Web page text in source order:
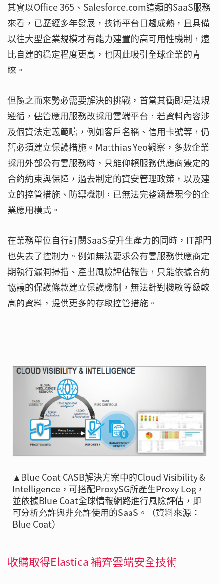
其實以Office 365、Salesforce.com這類的SaaS服務
來看，已歷經多年發展，技術平台日趨成熟，且具備
以往大型企業規模才有能力建置的高可用性機制，遠
比自建的穩定程度更高，也因此吸引全球企業的青
睞。
但隨之而來勢必需要解決的挑戰，首當其衝即是法規
遵循，儘管應用服務改採用雲端平台，若資料內容涉
及個資法定義範疇，例如客戶名稱、信用卡號等，仍
舊必須建立保護措施。Matthias Yeo觀察，多數企業
採用外部公有雲服務時，只能仰賴服務供應商簽定的
合約約束與保障，過去制定的資安管理政策，以及建
立的控管措施、防禦機制，已無法完整涵蓋現今的企
業應用模式。
在業務單位自行訂閱SaaS提升生產力的同時，IT部門
也失去了控制力。例如無法要求公有雲服務供應商定
期執行漏洞掃描、產出風險評估報告，只能依據合約
協議的保護條款建立保護機制，無法針對機敏等級較
高的資料，提供更多的存取控管措施。
▲Blue Coat CASB解決方案中的Cloud Visibility &
Intelligence，可搭配ProxySG所產生Proxy Log，
並依據Blue Coat全球情報網路進行風險評估，即
可分析允許與非允許使用的SaaS。（資料來源：
Blue Coat）
收購取得Elastica 補齊雲端安全技術